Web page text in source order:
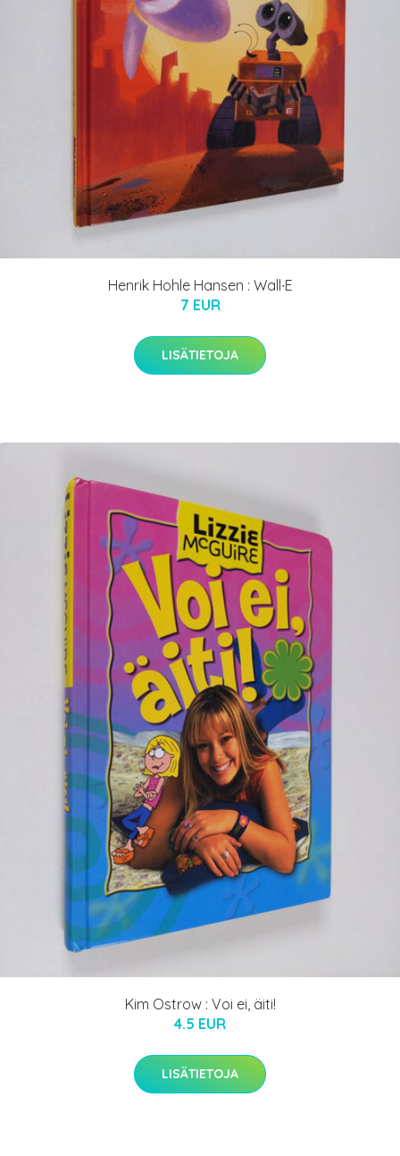
Henrik Hohle Hansen : Wall∙E
7 EUR
LISÄTIETOJA
Kim Ostrow : Voi ei, äiti!
4.5 EUR
LISÄTIETOJA